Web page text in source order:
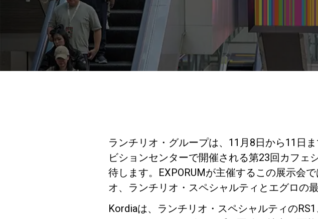
ランチリオ・グループは、11月8日から11日
ビションセンターで開催される第23回カフェ
待します。EXPORUMが主催するこの展示会
オ、ランチリオ・スペシャルティとエグロの
Kordiaは、ランチリオ・スペシャルティの
所在地
私たちと